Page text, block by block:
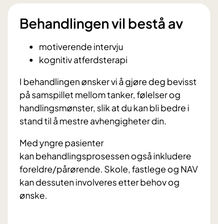
Behandlingen vil bestå av
motiverende intervju
kognitiv atferdsterapi
I behandlingen ønsker vi å gjøre deg bevisst
på samspillet mellom tanker, følelser og
handlingsmønster, slik at du kan bli bedre i
stand til å mestre avhengigheter din.
Med yngre pasienter
kan behandlingsprosessen også inkludere
foreldre/pårørende. Skole, fastlege og NAV
kan dessuten involveres etter behov og
ønske.